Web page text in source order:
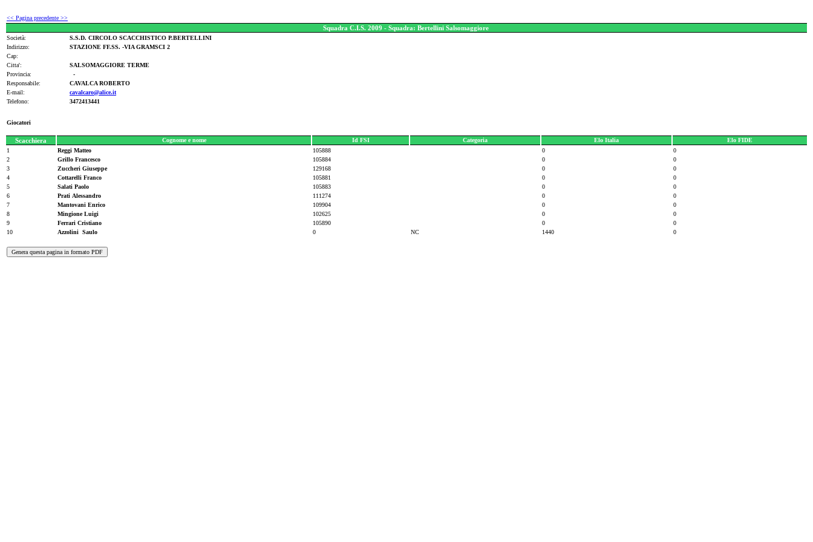
<< Pagina precedente >>
Squadra C.I.S. 2009 - Squadra: Bertellini Salsomaggiore
Società:
S.S.D. CIRCOLO SCACCHISTICO P.BERTELLINI
Indirizzo:
STAZIONE FF.SS. -VIA GRAMSCI 2
Cap:
Citta':
SALSOMAGGIORE TERME
Provincia:
-
Responsabile:
CAVALCA ROBERTO
E-mail:
cavalcaro@alice.it
Telefono:
3472413441
Giocatori
Scacchiera Cognome e nome Id FSI Categoria Elo Italia
Elo FIDE
1
Reggi Matteo 105888 0
0
2
Grillo Francesco 105884 0
0
3
Zuccheri Giuseppe 129168 0
0
4
Cottarelli Franco 105881 0
0
5
Salati Paolo 105883 0
0
6
Prati Alessandro 111274 0
0
7
Mantovani Enrico 109904 0
0
8
Mingione Luigi 102625 0
0
9
Ferrari Cristiano 105890 0
0
10
Azzolini Saulo 0 NC 1440 0